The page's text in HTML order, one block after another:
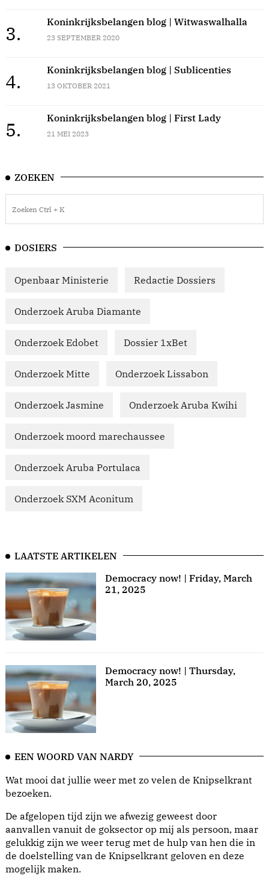
3.
Koninkrijksbelangen blog | Witwaswalhalla
23 SEPTEMBER 2020
4.
Koninkrijksbelangen blog | Sublicenties
13 OKTOBER 2021
5.
Koninkrijksbelangen blog | First Lady
21 MEI 2023
ZOEKEN
DOSIERS
Openbaar Ministerie Redactie Dossiers
Onderzoek Aruba Diamante
Onderzoek Edobet Dossier 1xBet
Onderzoek Mitte Onderzoek Lissabon
Onderzoek Jasmine Onderzoek Aruba Kwihi
Onderzoek moord marechaussee
Onderzoek Aruba Portulaca
Onderzoek SXM Aconitum
LAATSTE ARTIKELEN
Democracy now! | Friday, March
21, 2025
Democracy now! | Thursday,
March 20, 2025
EEN WOORD VAN NARDY
Wat mooi dat jullie weer met zo velen de Knipselkrant
bezoeken.
De afgelopen tijd zijn we afwezig geweest door
aanvallen vanuit de goksector op mij als persoon, maar
gelukkig zijn we weer terug met de hulp van hen die in
de doelstelling van de Knipselkrant geloven en deze
mogelijk maken.